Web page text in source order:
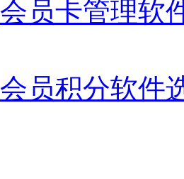
会员卡管理软
会员积分软件